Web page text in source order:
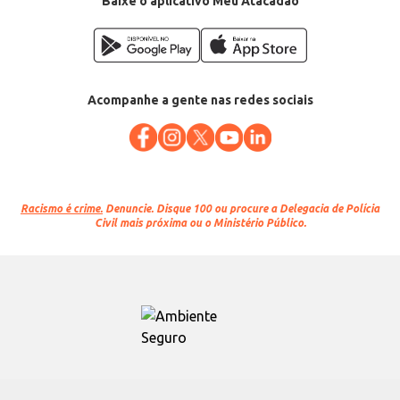
Acompanhe a gente nas redes sociais
Racismo é crime. Denuncie. Disque 100 ou procure a Delegacia de Polícia
Civil mais próxima ou o Ministério Público.